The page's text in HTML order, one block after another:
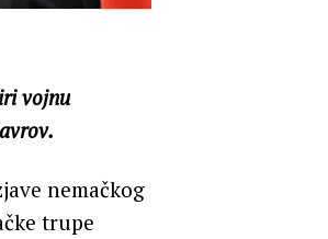
vojnu
nemačkog
trupe